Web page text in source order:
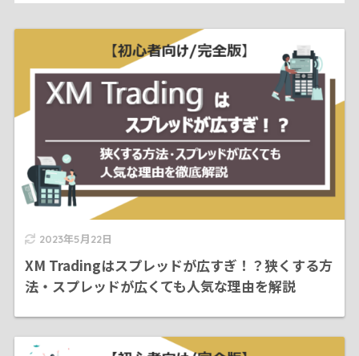
2023年5月22日
XM Tradingはスプレッドが広すぎ！？狭くする方
法・スプレッドが広くても人気な理由を解説